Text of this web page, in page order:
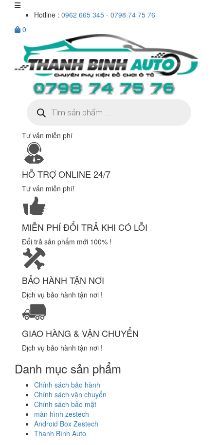
Hotline : 0962 665 345 - 0798 74 75 76
0
kiếm
sản
Tư vấn miễn phí
HỖ TRỢ ONLINE 24/7
Tư vấn miễn phí!
MIỄN PHÍ ĐỔI TRẢ KHI CÓ LỖI
Đổi trả sản phẩm mới 100% !
BẢO HÀNH TẬN NƠI
Dịch vụ bảo hành tận nơi !
GIAO HÀNG & VẬN CHUYỂN
Dịch vụ bảo hành tận nơi !
Danh mục sản phẩm
Chính sách bảo hành
Chính sách vận chuyển
Chính sách bảo mật
màn hình zestech
Android Box Zestech
Thanh Bình Auto